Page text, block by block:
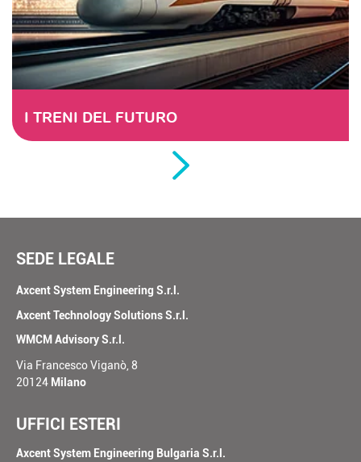
I TRENI DEL FUTURO
SEDE LEGALE
Axcent System Engineering S.r.l.
Axcent Technology Solutions S.r.l.
WMCM Advisory S.r.l.
Via Francesco Viganò, 8
20124 Milano
UFFICI ESTERI
Axcent System Engineering Bulgaria S.r.l.